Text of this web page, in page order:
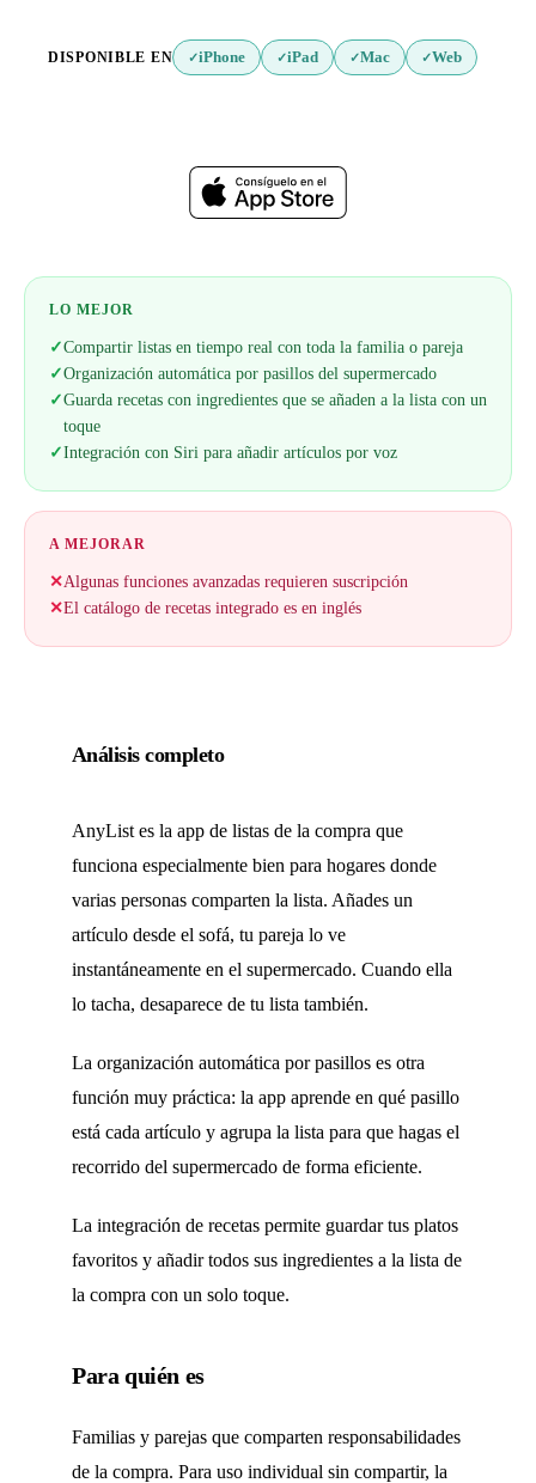
DISPONIBLE EN ✓iPhone ✓iPad ✓Mac ✓Web
LO MEJOR
✓Compartir listas en tiempo real con toda la familia o pareja
✓Organización automática por pasillos del supermercado
✓Guarda recetas con ingredientes que se añaden a la lista con un
toque
✓Integración con Siri para añadir artículos por voz
A MEJORAR
✕Algunas funciones avanzadas requieren suscripción
✕El catálogo de recetas integrado es en inglés
Análisis completo
AnyList es la app de listas de la compra que
funciona especialmente bien para hogares donde
varias personas comparten la lista. Añades un
artículo desde el sofá, tu pareja lo ve
instantáneamente en el supermercado. Cuando ella
lo tacha, desaparece de tu lista también.
La organización automática por pasillos es otra
función muy práctica: la app aprende en qué pasillo
está cada artículo y agrupa la lista para que hagas el
recorrido del supermercado de forma eficiente.
La integración de recetas permite guardar tus platos
favoritos y añadir todos sus ingredientes a la lista de
la compra con un solo toque.
Para quién es
Familias y parejas que comparten responsabilidades
de la compra. Para uso individual sin compartir, la